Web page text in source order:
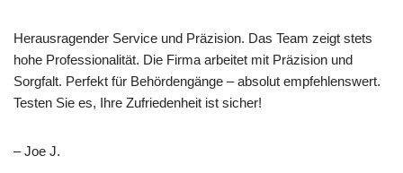
Herausragender Service und Präzision. Das Team zeigt stets
hohe Professionalität. Die Firma arbeitet mit Präzision und
Sorgfalt. Perfekt für Behördengänge – absolut empfehlenswert.
Testen Sie es, Ihre Zufriedenheit ist sicher!
– Joe J.